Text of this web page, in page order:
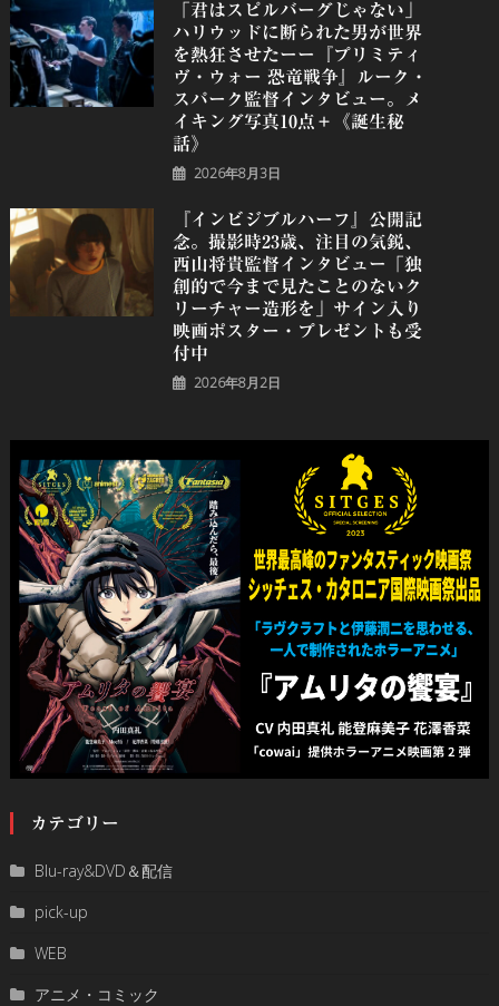
「君はスピルバーグじゃない」
ハリウッドに断られた男が世界
を熱狂させたーー『プリミティ
ヴ・ウォー 恐⻯戦争』ルーク・
スパーク監督インタビュー。メ
イキング写真10点＋《誕⽣秘
話》
2026年8月3日
『インビジブルハーフ』公開記
念。撮影時23歳、注目の気鋭、
⻄⼭将貴監督インタビュー「独
創的で今まで見たことのないク
リーチャー造形を」サイン入り
映画ポスター・プレゼントも受
付中
2026年8月2日
カテゴリー
Blu-ray&DVD＆配信
pick-up
WEB
アニメ・コミック